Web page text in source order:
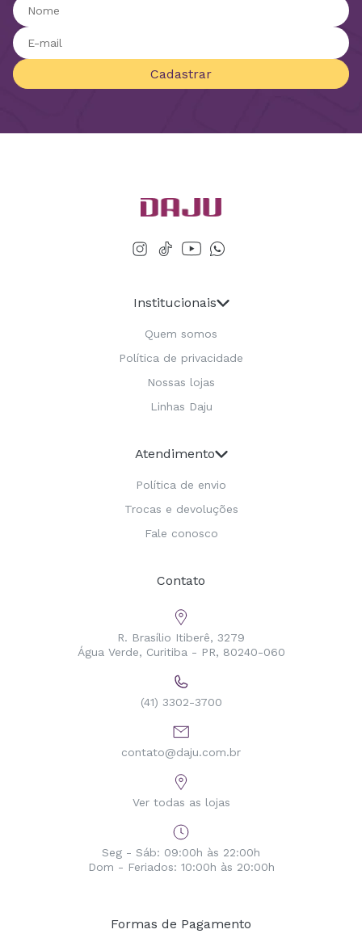
Cadastrar
Institucionais
Quem somos
Política de privacidade
Nossas lojas
Linhas Daju
Atendimento
Política de envio
Trocas e devoluções
Fale conosco
Contato
R. Brasílio Itiberê, 3279
Água Verde, Curitiba - PR, 80240-060
(41) 3302-3700
contato@daju.com.br
Ver todas as lojas
Seg - Sáb: 09:00h às 22:00h
Dom - Feriados: 10:00h às 20:00h
Formas de Pagamento